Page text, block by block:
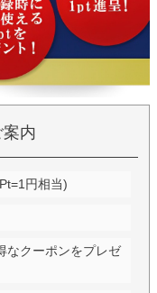
内
円相当)
なクーポンをプレゼ